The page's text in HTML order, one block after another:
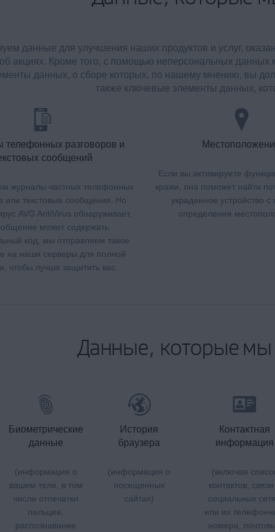
данные для улучшения наших продуктов и услуг,
акциях. Кроме того, с помощью неперсональных
данных, о сборе которых, по нашему мнению, вы
также ключевые элементы данных,
телефонных разговоров и
сообщений
журналы частных телефонных
или текстовые сообщения. Но
AVG AntiVirus обнаруживает,
может содержать
код, мы отправляем такое
на наши серверы для полной
чтобы лучше защитить вас.
Если вы активируете
кражи, она поможет найти
украденное устройство
определения
Данные, которые мы
Биометрические
данные
(информация о
вашем теле, в том
числе отпечатки
пальцев,
распознавание
История
браузера
(информация о
посещенных
сайтах)
Контактная
информация
(включая
контактов,
социальных
или их
номера,